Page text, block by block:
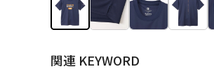
関連 KEYWORD